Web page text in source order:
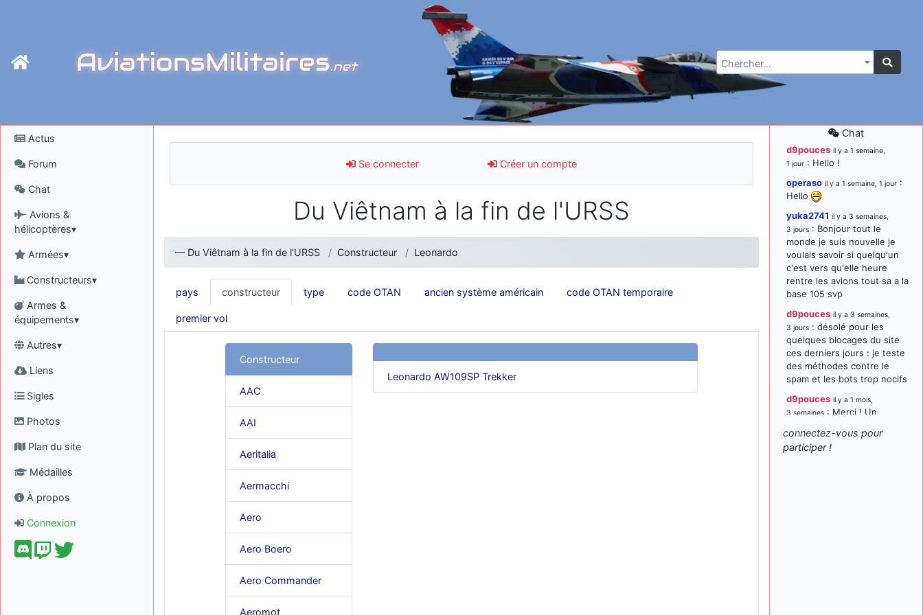
AviationsMilitaires.net Chercher…
Actus
Forum
Chat
Avions &
hélicoptères▾
Armées▾
Constructeurs▾
Armes &
équipements▾
Autres▾
Liens
Sigles
Photos
Plan du site
Médailles
À propos
Connexion
Se connecter Créer un compte
Du Viêtnam à la fin de l'URSS
— Du Viêtnam à la fin de l'URSS Constructeur Leonardo
pays constructeur type code OTAN ancien système américain code OTAN temporaire
premier vol
Constructeur
AAC
AAI
Aeritalia
Aermacchi
Aero
Aero Boero
Aero Commander
Aeromot
Leonardo AW109SP Trekker
Chat
d9pouces il y a 1 semaine,
1 jour : Hello !
operaso il y a 1 semaine, 1 jour :
Hello
yuka2741 il y a 3 semaines,
3 jours : Bonjour tout le
monde je suis nouvelle je
voulais savoir si quelqu'un
c'est vers qu'elle heure
rentre les avions tout sa a la
base 105 svp
d9pouces il y a 3 semaines,
3 jours : désolé pour les
quelques blocages du site
ces derniers jours : je teste
des méthodes contre le
spam et les bots trop nocifs
d9pouces il y a 1 mois,
3 semaines : Merci ! Un
paxwax il y a 1 mois, 3 semaines
connectez-vous pour
participer !